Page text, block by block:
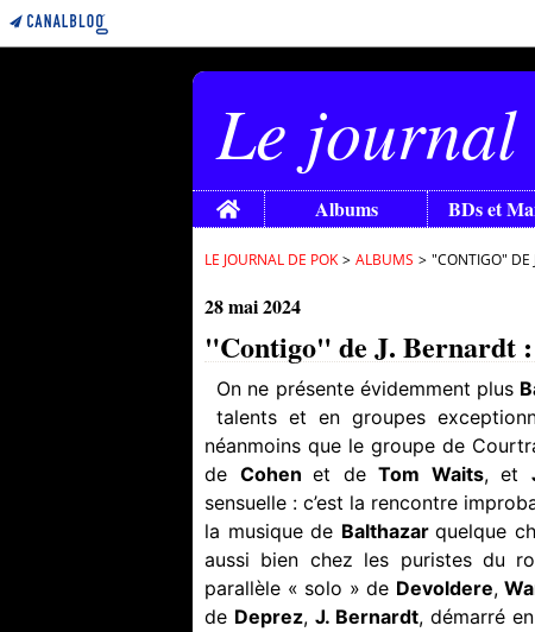
Le journal
Home Albums BDs et
LE JOURNAL DE POK > ALBUMS > "CONTIGO" DE
28 mai 2024
"Contigo" de J. Bernardt
On ne présente évidemment plus
talents et en groupes
néanmoins que le groupe de
de Cohen et de Tom Waits, et
sensuelle : c’est la rencontre
la musique de Balthazar quelque
aussi bien chez les puristes du
parallèle « solo » de Devoldere,
de Deprez, J. Bernardt, démarré